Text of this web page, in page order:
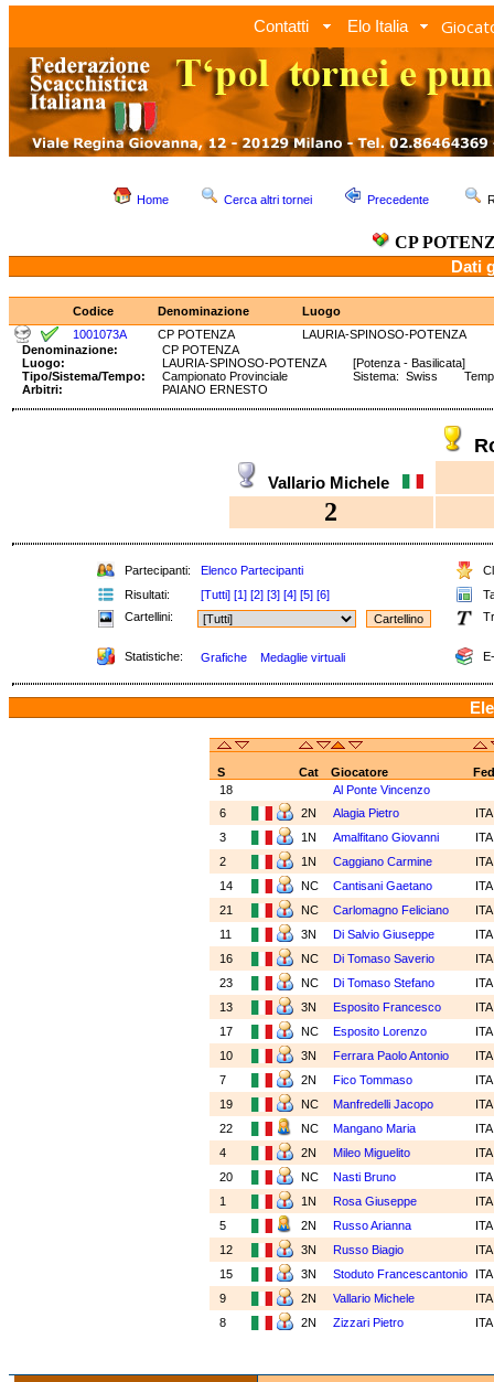
Contatti Elo Italia
Home Cerca altri tornei Precedente
CP
Dati
Codice Denominazione
Luogo
1001073A
CP POTENZA
LAURIA-SPINOSO-POTENZA
Denominazione:
CP POTENZA
Luogo:
LAURIA-SPINOSO-POTENZA [Potenza - Basilicata]
Tipo/Sistema/Tempo:
Campionato Provinciale
Sistema: Swiss
Arbitri:
PAIANO ERNESTO
Vallario Michele
2
Partecipanti: Elenco Partecipanti
Risultati:
[Tutti] [1] [2] [3] [4] [5] [6]
Cartellini:
Statistiche: Grafiche Medaglie virtuali
S Cat Giocatore
Fed
18
Al Ponte Vincenzo
6
2N Alagia Pietro
3
1N Amalfitano Giovanni
2
1N Caggiano Carmine
14
NC Cantisani Gaetano
21
NC Carlomagno Feliciano
11
3N Di Salvio Giuseppe
16
NC Di Tomaso Saverio
23
NC Di Tomaso Stefano
13
3N Esposito Francesco
17
NC Esposito Lorenzo
10
3N Ferrara Paolo Antonio
7
2N Fico Tommaso
19
NC Manfredelli Jacopo
22
NC Mangano Maria
4
2N Mileo Miguelito
20
NC Nasti Bruno
1
1N Rosa Giuseppe
5
2N Russo Arianna
12
3N Russo Biagio
15
3N Stoduto Francescantonio
9
2N Vallario Michele
8
2N Zizzari Pietro